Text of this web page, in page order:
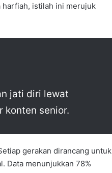
harfiah, istilah ini merujuk
jati diri lewat
konten senior.
gerakan dirancang untuk
Data menunjukkan 78%